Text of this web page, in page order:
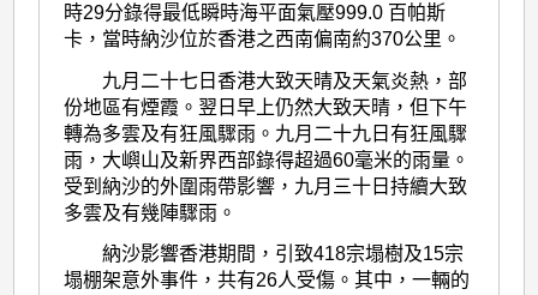
時29分錄得最低瞬時海平面氣壓999.0 百帕斯
卡，當時納沙位於香港之西南偏南約370公里。
九月二十七日香港大致天晴及天氣炎熱，部
份地區有煙霞。翌日早上仍然大致天晴，但下午
轉為多雲及有狂風驟雨。九月二十九日有狂風驟
雨，大嶼山及新界西部錄得超過60毫米的雨量。
受到納沙的外圍雨帶影響，九月三十日持續大致
多雲及有幾陣驟雨。
納沙影響香港期間，引致418宗塌樹及15宗
塌棚架意外事件，共有26人受傷。其中，一輛的